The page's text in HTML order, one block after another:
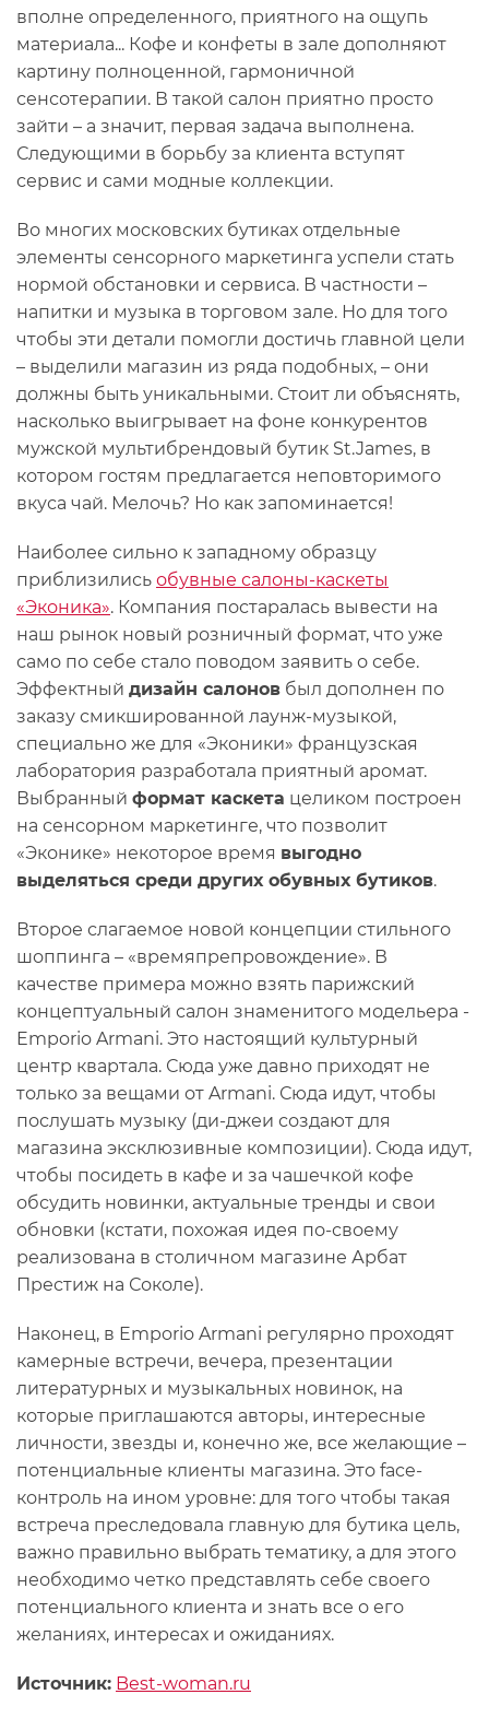
вполне определенного, приятного на ощупь
материала... Кофе и конфеты в зале дополняют
картину полноценной, гармоничной
сенсотерапии. В такой салон приятно просто
зайти – а значит, первая задача выполнена.
Следующими в борьбу за клиента вступят
сервис и сами модные коллекции.
Во многих московских бутиках отдельные
элементы сенсорного маркетинга успели стать
нормой обстановки и сервиса. В частности –
напитки и музыка в торговом зале. Но для того
чтобы эти детали помогли достичь главной цели
– выделили магазин из ряда подобных, – они
должны быть уникальными. Стоит ли объяснять,
насколько выигрывает на фоне конкурентов
мужской мультибрендовый бутик St.James, в
котором гостям предлагается неповторимого
вкуса чай. Мелочь? Но как запоминается!
Наиболее сильно к западному образцу
приблизились обувные салоны-каскеты
«Эконика». Компания постаралась вывести на
наш рынок новый розничный формат, что уже
само по себе стало поводом заявить о себе.
Эффектный дизайн салонов был дополнен по
заказу смикшированной лаунж-музыкой,
специально же для «Эконики» французская
лаборатория разработала приятный аромат.
Выбранный формат каскета целиком построен
на сенсорном маркетинге, что позволит
«Эконике» некоторое время выгодно
выделяться среди других обувных бутиков.
Второе слагаемое новой концепции стильного
шоппинга – «времяпрепровождение». В
качестве примера можно взять парижский
концептуальный салон знаменитого модельера -
Emporio Armani. Это настоящий культурный
центр квартала. Сюда уже давно приходят не
только за вещами от Armani. Сюда идут, чтобы
послушать музыку (ди-джеи создают для
магазина эксклюзивные композиции). Сюда идут,
чтобы посидеть в кафе и за чашечкой кофе
обсудить новинки, актуальные тренды и свои
обновки (кстати, похожая идея по-своему
реализована в столичном магазине Арбат
Престиж на Соколе).
Наконец, в Emporio Armani регулярно проходят
камерные встречи, вечера, презентации
литературных и музыкальных новинок, на
которые приглашаются авторы, интересные
личности, звезды и, конечно же, все желающие –
потенциальные клиенты магазина. Это face-
контроль на ином уровне: для того чтобы такая
встреча преследовала главную для бутика цель,
важно правильно выбрать тематику, а для этого
необходимо четко представлять себе своего
потенциального клиента и знать все о его
желаниях, интересах и ожиданиях.
Источник: Best-woman.ru